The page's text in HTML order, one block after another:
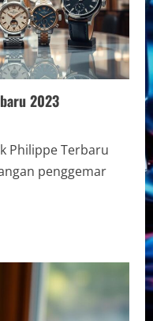
2023
Philippe Terbaru
penggemar